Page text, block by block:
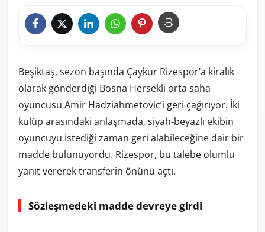
Beşiktaş, sezon başında Çaykur Rizespor’a kiralık
olarak gönderdiği Bosna Hersekli orta saha
oyuncusu Amir Hadziahmetovic’i geri çağırıyor. İki
kulüp arasındaki anlaşmada, siyah-beyazlı ekibin
oyuncuyu istediği zaman geri alabileceğine dair bir
madde bulunuyordu. Rizespor, bu talebe olumlu
yanıt vererek transferin önünü açtı.
Sözleşmedeki madde devreye girdi